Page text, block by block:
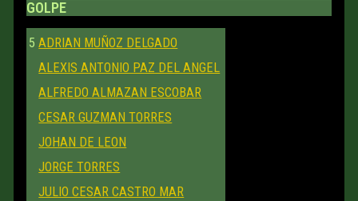
GOLPE
5 ADRIAN MUÑOZ DELGADO
ALEXIS ANTONIO PAZ DEL ANGEL
ALFREDO ALMAZAN ESCOBAR
CESAR GUZMAN TORRES
JOHAN DE LEON
JORGE TORRES
JULIO CESAR CASTRO MAR